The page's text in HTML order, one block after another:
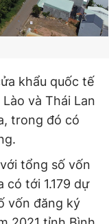
khẩu quốc tế
và Thái Lan
trong đó có
tổng số vốn
có tới 1.179 dự
vốn đăng ký